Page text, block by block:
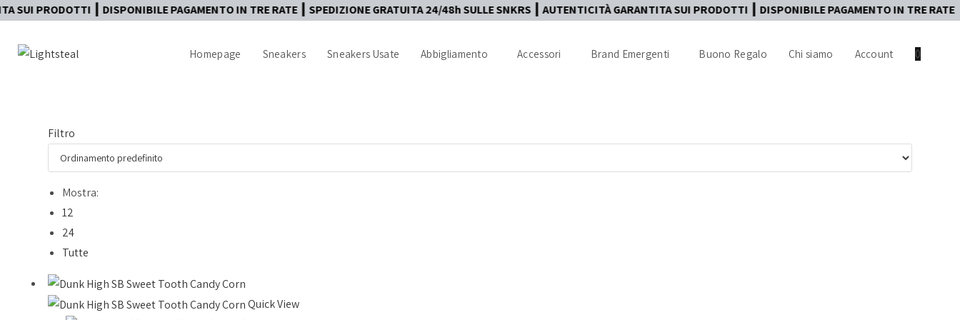
┃ DISPONIBILE PAGAMENTO IN TRE RATE ┃ SPEDIZIONE GRATUITA 24/48h SULLE SNKRS ┃ AUTENTICITÀ GARANTITA SUI PRODOTTI ┃ DISPONIBILE PAGAMENTO IN TRE RATE
Homepage Sneakers Sneakers Usate Abbigliamento Accessori Brand Emergenti Buono Regalo Chi siamo Account 0
Filtro
Mostra:
12
24
Tutte
Quick View